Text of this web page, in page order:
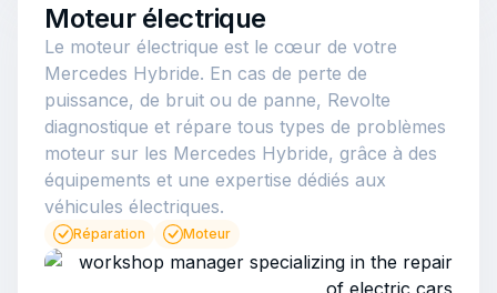
Moteur électrique
Le moteur électrique est le cœur de votre
Mercedes Hybride. En cas de perte de
puissance, de bruit ou de panne, Revolte
diagnostique et répare tous types de problèmes
moteur sur les Mercedes Hybride, grâce à des
équipements et une expertise dédiés aux
véhicules électriques.
Réparation Moteur